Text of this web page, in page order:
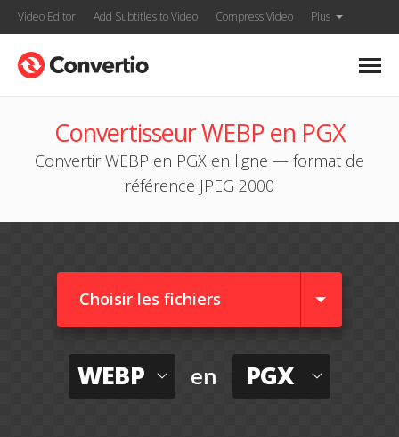
Video Editor Add Subtitles to Video Compress Video Plus
Convertisseur WEBP en PGX
Convertir WEBP en PGX en ligne — format de
référence JPEG 2000
Choisir les fichiers
WEBP en PGX